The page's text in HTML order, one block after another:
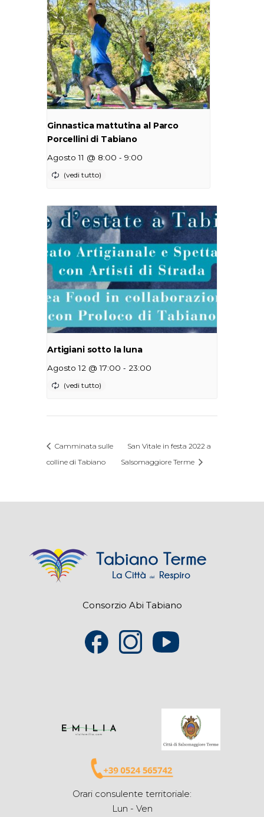
Ginnastica mattutina al Parco
Porcellini di Tabiano
Agosto 11 @ 8:00 - 9:00
Artigiani sotto la luna
Agosto 12 @ 17:00 - 23:00
Camminata sulle
colline di Tabiano
San Vitale in festa 2022 a
Salsomaggiore Terme
Consorzio Abi Tabiano
Orari consulente territoriale:
Lun - Ven